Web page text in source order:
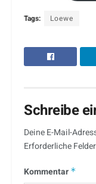
Tags: Loewe
Schreibe
Deine E-Mail-
Erforderliche
Kommentar *